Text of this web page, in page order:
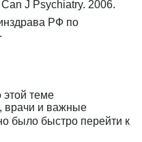
J Psychiatry. 2006.
РФ по
этой теме
врачи и важные
было быстро перейти к